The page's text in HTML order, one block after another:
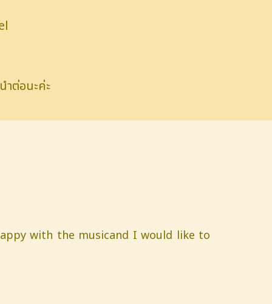
ำต่อนะค่ะ
with the musicand I would like to